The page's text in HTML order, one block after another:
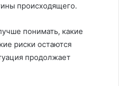
происходящего.
понимать, какие
риски остаются
продолжает